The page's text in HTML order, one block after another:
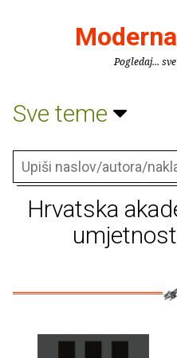
Pogledaj...
Sve teme
Hrvatska